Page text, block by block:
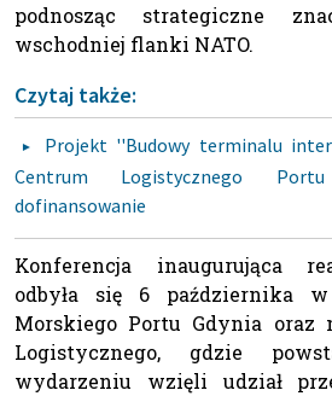
podnosząc strategiczne
wschodniej flanki NATO.
Czytaj także:
Projekt ''Budowy terminalu
Centrum Logistycznego
dofinansowanie
Konferencja inaugurująca
odbyła się 6 października
Morskiego Portu Gdynia oraz
Logistycznego, gdzie
wydarzeniu wzięli udział